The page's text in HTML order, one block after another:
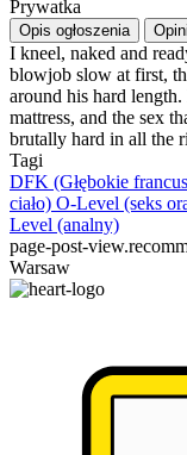
Prywatka
Opis ogłoszenia
I kneel, naked and
blowjob slow at first,
around his hard
mattress, and the sex
brutally hard in all the
Tagi
DFK (Głębokie
ciało) O-Level (seks
Level (analny)
page-post-
Warsaw